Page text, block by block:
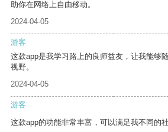
助你在网络上自由移动。
2024-04-05
游客
这款app是我学习路上的良师益友，让我能够
视野。
2024-04-05
游客
这款app的功能非常丰富，可以满足我不同的社